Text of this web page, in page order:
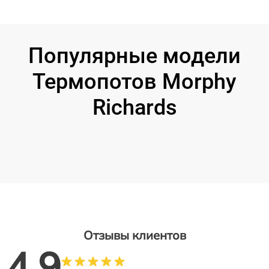
Популярные модели
Термопотов Morphy
Richards
Отзывы клиентов